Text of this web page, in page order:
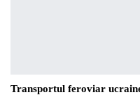
Transportul feroviar